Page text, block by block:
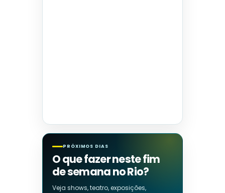
PRÓXIMOS DIAS
O que fazer neste fim
de semana no Rio?
Veja shows, teatro, exposições,